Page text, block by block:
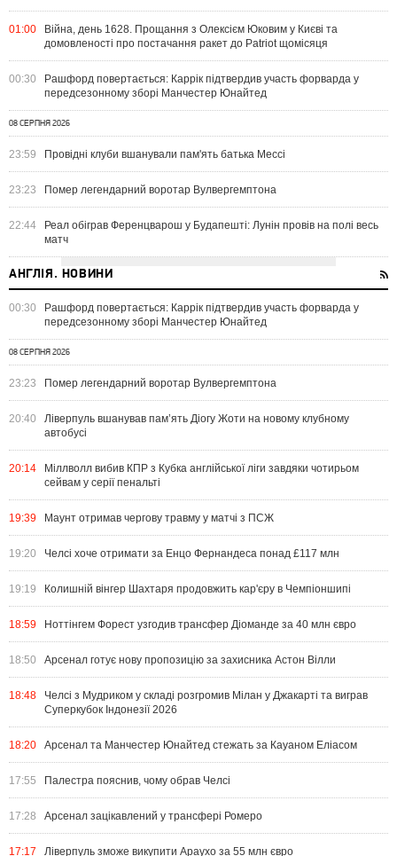
01:00
Війна, день 1628. Прощання з Олексієм Юковим у Києві та
домовленості про постачання ракет до Patriot щомісяця
00:30
Рашфорд повертається: Каррік підтвердив участь форварда у
передсезонному зборі Манчестер Юнайтед
08 СЕРПНЯ 2026
23:59 Провідні клуби вшанували пам'ять батька Мессі
23:23 Помер легендарний воротар Вулвергемптона
22:44
Реал обіграв Ференцварош у Будапешті: Лунін провів на полі весь
матч
АНГЛІЯ. НОВИНИ
00:30
Рашфорд повертається: Каррік підтвердив участь форварда у
передсезонному зборі Манчестер Юнайтед
08 СЕРПНЯ 2026
23:23 Помер легендарний воротар Вулвергемптона
20:40
Ліверпуль вшанував пам’ять Діогу Жоти на новому клубному
автобусі
20:14
Міллволл вибив КПР з Кубка англійської ліги завдяки чотирьом
сейвам у серії пенальті
19:39 Маунт отримав чергову травму у матчі з ПСЖ
19:20 Челсі хоче отримати за Енцо Фернандеса понад £117 млн
19:19 Колишній вінгер Шахтаря продовжить кар'єру в Чемпіоншипі
18:59 Ноттінгем Форест узгодив трансфер Діоманде за 40 млн євро
18:50 Арсенал готує нову пропозицію за захисника Астон Вілли
18:48
Челсі з Мудриком у складі розгромив Мілан у Джакарті та виграв
Суперкубок Індонезії 2026
18:20 Арсенал та Манчестер Юнайтед стежать за Кауаном Еліасом
17:55 Палестра пояснив, чому обрав Челсі
17:28 Арсенал зацікавлений у трансфері Ромеро
17:17 Ліверпуль зможе викупити Араухо за 55 млн євро